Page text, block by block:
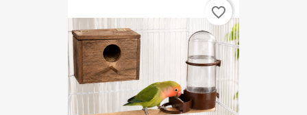
favorite_border